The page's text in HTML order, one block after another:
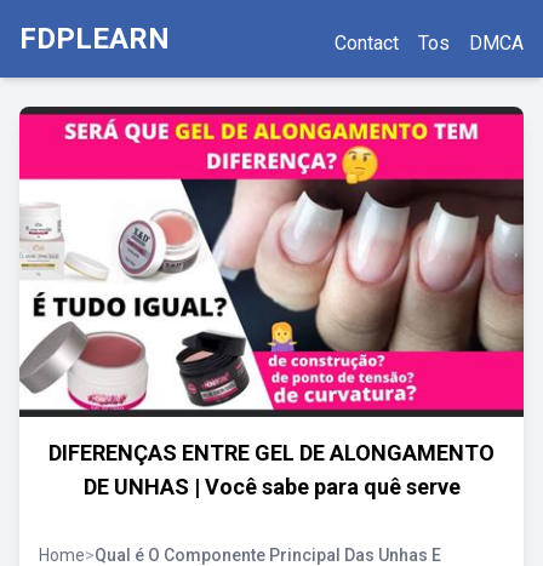
FDPLEARN Contact Tos DMCA
DIFERENÇAS ENTRE GEL DE ALONGAMENTO
DE UNHAS | Você sabe para quê serve
Home>Qual é O Componente Principal Das Unhas E